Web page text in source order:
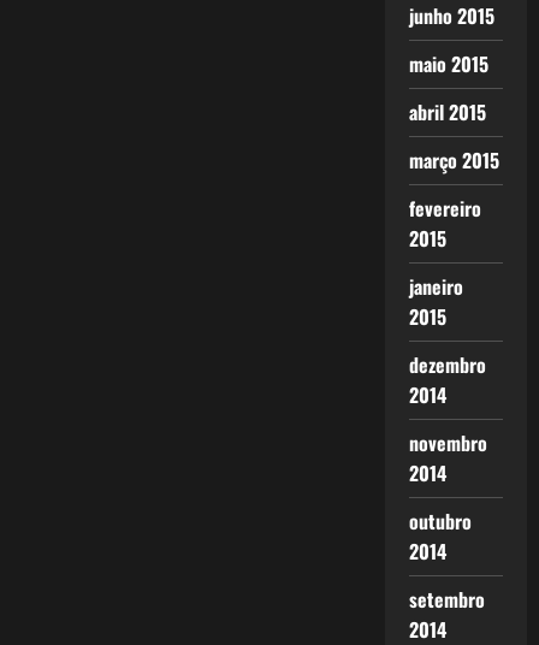
junho 2015
maio 2015
abril 2015
março 2015
fevereiro
2015
janeiro
2015
dezembro
2014
novembro
2014
outubro
2014
setembro
2014